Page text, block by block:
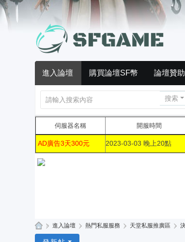
進入論壇 購買論壇SF幣 論壇贊
搜索
伺服器名稱 開服時間
AD廣告3天300元 2023-03-03 晚上20點
» 進入論壇 › 熱門私服服務 › 天堂私服推廣區 ›